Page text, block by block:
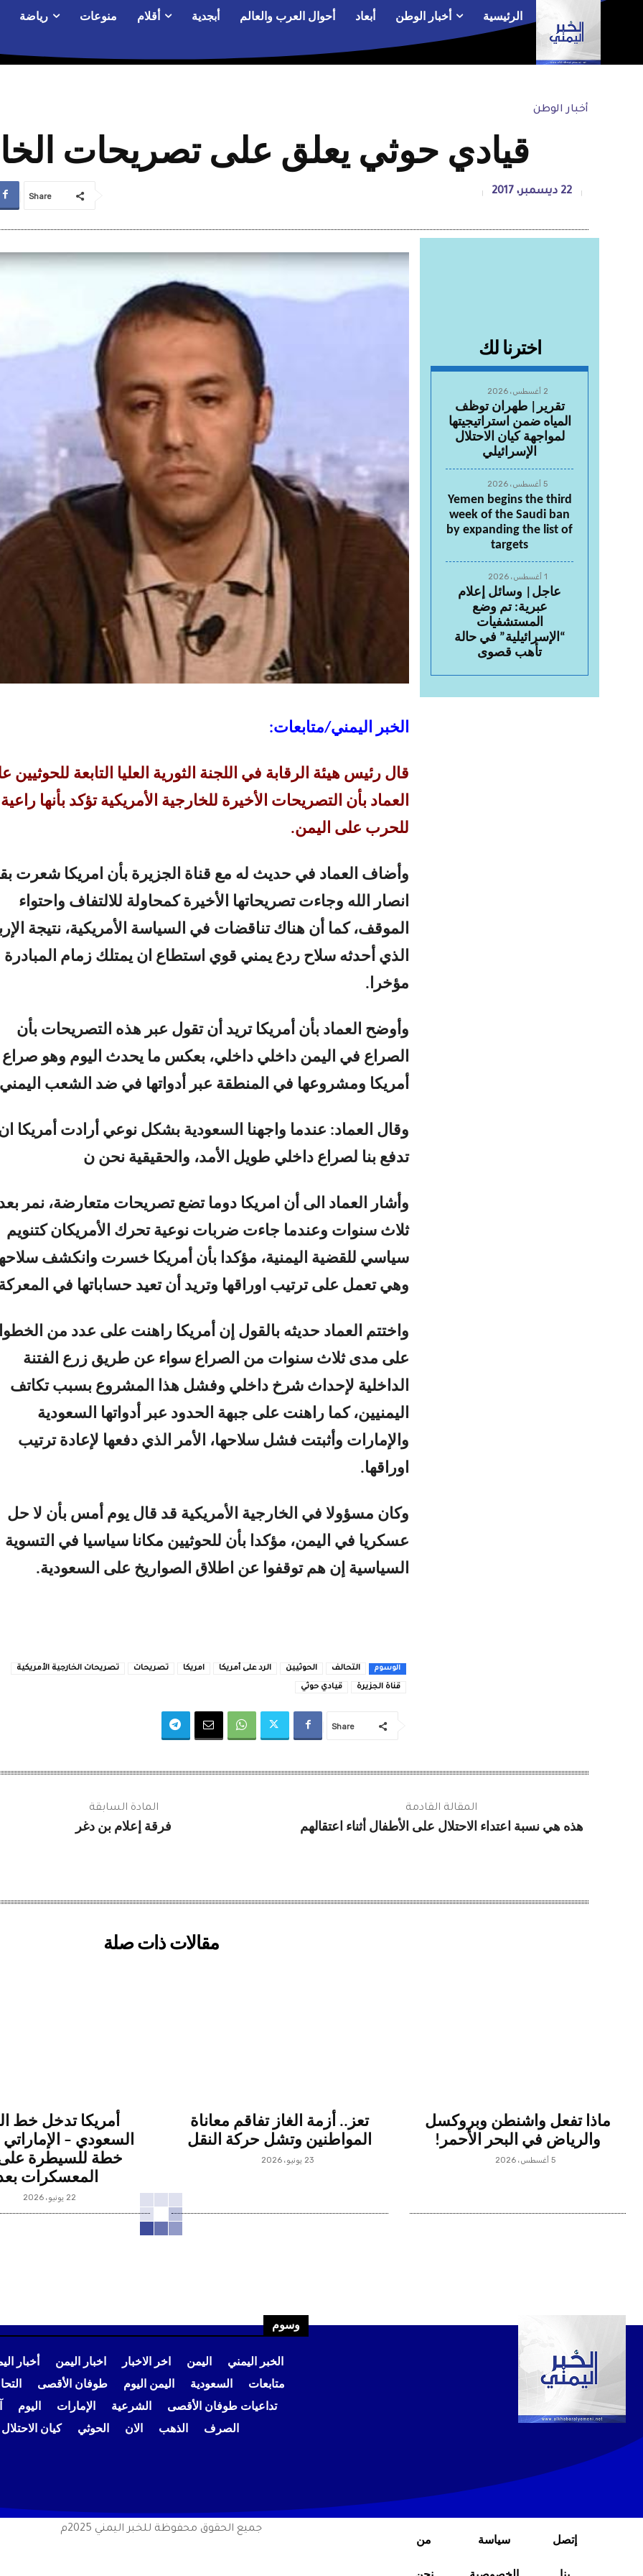
الرئيسية أخبار الوطن أبعاد أحوال العرب والعالم أبجدية أقلام منوعات رياضة
أخبار الوطن
قيادي حوثي يعلق على تصريحات
22 ديسمبر، 2017 Share
اخترنا لك
2 أغسطس، 2026
تقرير| طهران توظف
المياه ضمن استراتيجيتها
لمواجهة كيان الاحتلال
الإسرائيلي
5 أغسطس، 2026
Yemen begins the third
week of the Saudi ban
by expanding the list of
targets
1 أغسطس، 2026
عاجل| وسائل إعلام
عبرية: تم وضع
المستشفيات
“الإسرائيلية” في حالة
تأهب قصوى
الخبر اليمني/متابعات:
قال رئيس هيئة الرقابة في اللجنة الثورية العليا التابعة للحوثيين
العماد بأن التصريحات الأخيرة للخارجية الأمريكية تؤكد بأنها راعية
للحرب على اليمن.
وأضاف العماد في حديث له مع قناة الجزيرة بأن امريكا شعرت
انصار الله وجاءت تصريحاتها الأخيرة كمحاولة للالتفاف واحتواء
الموقف، كما أن هناك تناقضات في السياسة الأمريكية، نتيجة
الذي أحدثه سلاح ردع يمني قوي استطاع ان يمتلك زمام المبادرة
مؤخرا.
وأوضح العماد بأن أمريكا تريد أن تقول عبر هذه التصريحات بأن
الصراع في اليمن داخلي داخلي، بعكس ما يحدث اليوم وهو
أمريكا ومشروعها في المنطقة عبر أدواتها في ضد الشعب
وقال العماد: عندما واجهنا السعودية بشكل نوعي أرادت أمريكا
تدفع بنا لصراع داخلي طويل الأمد، والحقيقية نحن ن
وأشار العماد الى أن امريكا دوما تضع تصريحات متعارضة، نمر
ثلاث سنوات وعندما جاءت ضربات نوعية تحرك الأمريكان كتنويم
سياسي للقضية اليمنية، مؤكدا بأن أمريكا خسرت وانكشف
وهي تعمل على ترتيب اوراقها وتريد أن تعيد حساباتها في
واختتم العماد حديثه بالقول إن أمريكا راهنت على عدد من
على مدى ثلاث سنوات من الصراع سواء عن طريق زرع الفتنة
الداخلية لإحداث شرخ داخلي وفشل هذا المشروع بسبب تكاتف
اليمنيين، كما راهنت على جبهة الحدود عبر أدواتها السعودية
والإمارات وأثبتت فشل سلاحها، الأمر الذي دفعها لإعادة ترتيب
اوراقها.
وكان مسؤولا في الخارجية الأمريكية قد قال يوم أمس بأن لا حل
عسكريا في اليمن، مؤكدا بأن للحوثيين مكانا سياسيا في التسوية
السياسية إن هم توقفوا عن اطلاق الصواريخ على السعودية.
الوسوم التحالف الحوثيين الرد على أمريكا امريكا تصريحات تصريحات الخارجية الأمريكية
قناة الجزيرة قيادي حوثي
Share
المادة السابقة
فرقة إعلام بن دغر
المقالة القادمة
هذه هي نسبة اعتداء الاحتلال على الأطفال أثناء اعتقالهم
مقالات ذات صلة
ماذا تفعل واشنطن وبروكسل
والرياض في البحر الأحمر!
5 أغسطس، 2026
تعز.. أزمة الغاز تفاقم معاناة
المواطنين وتشل حركة النقل
23 يونيو، 2026
أمريكا تدخل خط
السعودي –
خطة للسيطرة
المعسكرات
22 يونيو، 2026
وسوم
الخبر اليمني اليمن اخر الاخبار اخبار اليمن
أخبار
متابعات
السعودية اليمن اليوم طوفان الأقصى
تداعيات طوفان الأقصى
الشرعية الإمارات اليوم
الصرف
الذهب الان الحوثي كيان الاحتلال
إتصل سياسة من
جميع الحقوق محفوظة للخبر اليمني 2025م